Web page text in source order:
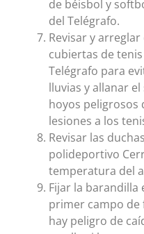
de béisbol y
del Telégrafo.
Revisar y
cubiertas de
Telégrafo para
lluvias y allanar
hoyos peligrosos
lesiones a los
Revisar las
polideportivo
temperatura del
Fijar la barandilla
primer campo de
hay peligro de